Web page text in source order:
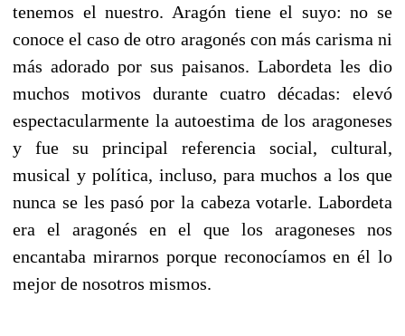
tenemos el nuestro. Aragón tiene el suyo: no se
conoce el caso de otro aragonés con más carisma ni
más adorado por sus paisanos. Labordeta les dio
muchos motivos durante cuatro décadas: elevó
espectacularmente la autoestima de los aragoneses
y fue su principal referencia social, cultural,
musical y política, incluso, para muchos a los que
nunca se les pasó por la cabeza votarle. Labordeta
era el aragonés en el que los aragoneses nos
encantaba mirarnos porque reconocíamos en él lo
mejor de nosotros mismos.